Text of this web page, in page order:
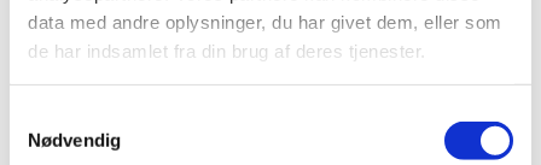
data med andre oplysninger, du har givet dem, eller som
de har indsamlet fra din brug af deres tjenester.
Nødvendig
Fællesskab
tilgang til kirken.